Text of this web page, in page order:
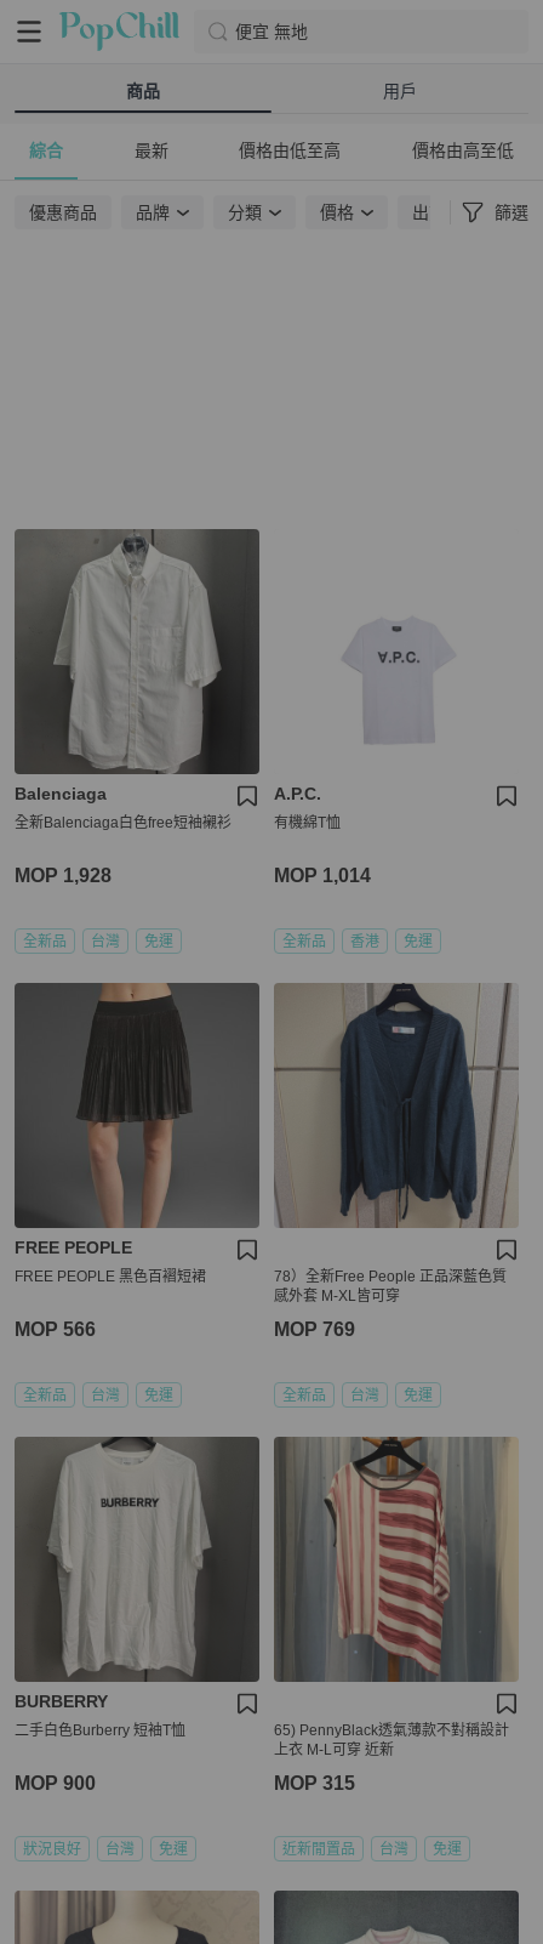
便宜 無地
商品 用戶
綜合 最新 價格由低至高 價格由高至低
優惠商品 品牌 分類 價格 出貨地點 篩選
Balenciaga
全新Balenciaga白色free短袖襯衫
MOP 1,928
全新品 台灣 免運
A.P.C.
有機綿T恤
MOP 1,014
全新品 香港 免運
FREE PEOPLE
FREE PEOPLE 黑色百褶短裙
MOP 566
全新品 台灣 免運
78）全新Free People 正品深藍色質
感外套 M-XL皆可穿
MOP 769
全新品 台灣 免運
BURBERRY
二手白色Burberry 短袖T恤
MOP 900
狀況良好 台灣 免運
65) PennyBlack透氣薄款不對稱設計
上衣 M-L可穿 近新
MOP 315
近新閒置品 台灣 免運